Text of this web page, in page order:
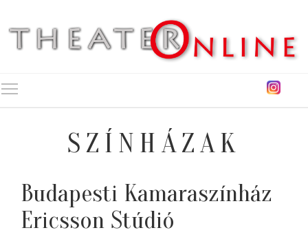
SZÍNHÁZAK
Budapesti Kamaraszínház
Ericsson Stúdió